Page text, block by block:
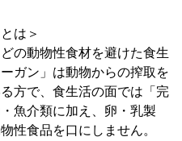
は＞
の動物性食材を避けた食生
ガン」は動物からの搾取を
方で、食生活の面では「完
魚介類に加え、卵・乳製
性食品を口にしません。